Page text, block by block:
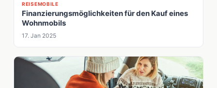
REISEMOBILE
Finanzierungsmöglichkeiten für den Kauf eines
Wohnmobils
17. Jan 2025